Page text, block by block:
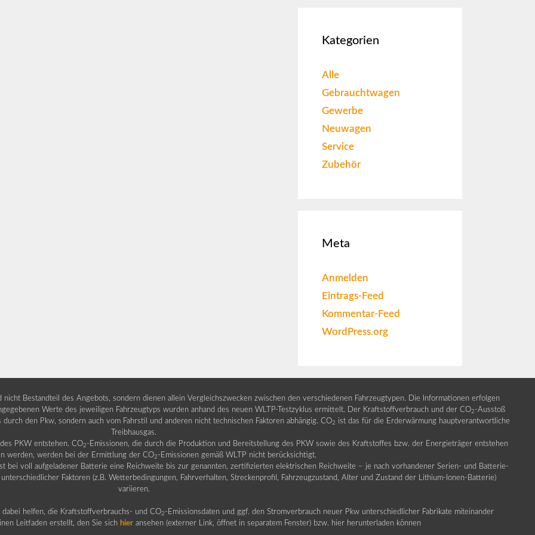
Kategorien
Alle
Gebrauchtwagen
Gewerbe
Neuwagen
Service
Zubehör
Meta
Anmelden
Eintrags-Feed
Kommentar-Feed
WordPress.org
Bestandteil des Angebots, sondern dienen allein Vergleichszwecken zwischen den verschiedenen Fahrzeugtypen. Die Informationen erfolgen
Werte des jeweiligen Fahrzeugtyps wurden anhand des neuen WLTP-Testzyklus ermittelt. Der Kraftstoffverbrauch und der CO2 -Ausstoß
den Pkw, sondern auch vom Fahrstil und anderen nicht technischen Faktoren abhängig. CO2 ist das für die Erderwärmung hauptverantwortliche
Treibhausgas.
PKW entstehen. CO2 -Emissionen, die durch die Produktion und Bereitstellung des PKW sowie des Kraftstoffes bzw. der Energieträger entstehen
werden, werden bei der Ermittlung der CO2 -Emissionen gemäß WLTP nicht berücksichtigt.
bei voll aufgeladener Batterie eine Reichweite bis zur genannten, zertifizierten elektrischen Reichweite – je nach vorhandener Serien- und Batterie-
Faktoren (z.B. Wetterbedingungen, Fahrverhalten, Streckenprofil, Fahrzeugzustand, Alter und Zustand der Lithium-Ionen-Batterie)
variieren.
helfen, die Kraftstoffverbrauchs- und CO2 -Emissionsdaten und ggf. den Stromverbrauch neuer Pkw unterschiedlicher Fabrikate miteinander
Leitfaden erstellt, den Sie sich hier ansehen (externer Link, öffnet in separatem Fenster) bzw. hier herunterladen können